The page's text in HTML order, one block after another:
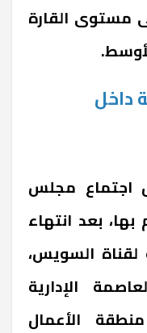
مستوى القارة
داخل
اجتماع مجلس
بها، بعد انتهاء
لقناة السويس،
الإدارية
الأعمال